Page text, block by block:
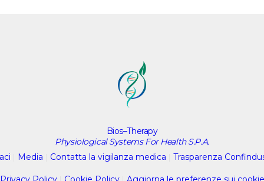
Bios–Therapy
Physiological Systems For Health S.P.A.
Media Contatta la vigilanza medica Trasparenza